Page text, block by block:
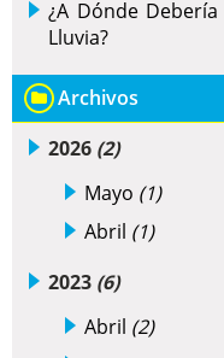
¿A Dónde
Lluvia?
Archivos
2026 (2)
Mayo (1)
Abril (1)
2023 (6)
Abril (2)